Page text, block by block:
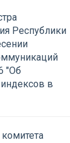
Республики
"Об
в